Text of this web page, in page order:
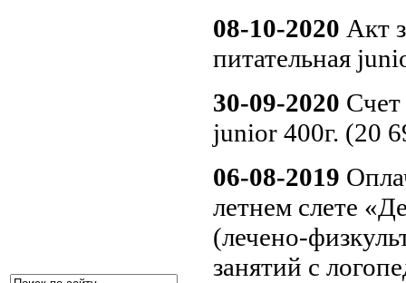
08-10-2020 Акт
питательная
30-09-2020 Счет
junior 400г. (20
06-08-2019
летнем слете
(лечено-
занятий с